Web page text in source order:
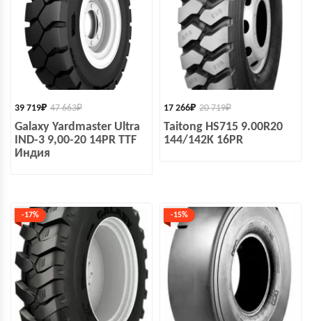
47 663₽
39 719₽
Galaxy Yardmaster Ultra
IND-3 9,00-20 14PR TTF
Индия
20 719₽
17 266₽
Taitong HS715 9.00R20
144/142K 16PR
-17% -15%